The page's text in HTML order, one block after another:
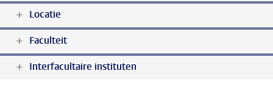
Locatie
Faculteit
Interfacultaire instituten